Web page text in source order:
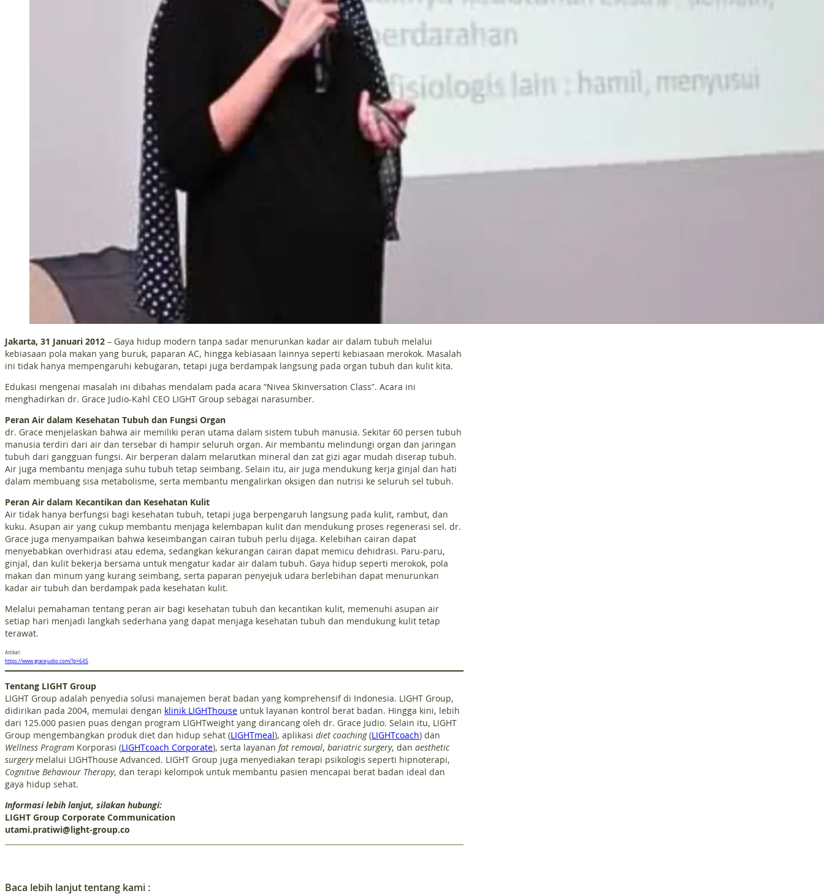
Jakarta, 31 Januari 2012 – Gaya hidup modern tanpa sadar menurunkan kadar air dalam tubuh melalui
kebiasaan pola makan yang buruk, paparan AC, hingga kebiasaan lainnya seperti kebiasaan merokok. Masalah
ini tidak hanya mempengaruhi kebugaran, tetapi juga berdampak langsung pada organ tubuh dan kulit kita.
Edukasi mengenai masalah ini dibahas mendalam pada acara “Nivea Skinversation Class”. Acara ini
menghadirkan dr. Grace Judio-Kahl CEO LIGHT Group sebagai narasumber.
Peran Air dalam Kesehatan Tubuh dan Fungsi Organ
dr. Grace menjelaskan bahwa air memiliki peran utama dalam sistem tubuh manusia. Sekitar 60 persen tubuh
manusia terdiri dari air dan tersebar di hampir seluruh organ. Air membantu melindungi organ dan jaringan
tubuh dari gangguan fungsi. Air berperan dalam melarutkan mineral dan zat gizi agar mudah diserap tubuh.
Air juga membantu menjaga suhu tubuh tetap seimbang. Selain itu, air juga mendukung kerja ginjal dan hati
dalam membuang sisa metabolisme, serta membantu mengalirkan oksigen dan nutrisi ke seluruh sel tubuh.
Peran Air dalam Kecantikan dan Kesehatan Kulit
Air tidak hanya berfungsi bagi kesehatan tubuh, tetapi juga berpengaruh langsung pada kulit, rambut, dan
kuku. Asupan air yang cukup membantu menjaga kelembapan kulit dan mendukung proses regenerasi sel. dr.
Grace juga menyampaikan bahwa keseimbangan cairan tubuh perlu dijaga. Kelebihan cairan dapat
menyebabkan overhidrasi atau edema, sedangkan kekurangan cairan dapat memicu dehidrasi. Paru-paru,
ginjal, dan kulit bekerja bersama untuk mengatur kadar air dalam tubuh. Gaya hidup seperti merokok, pola
makan dan minum yang kurang seimbang, serta paparan penyejuk udara berlebihan dapat menurunkan
kadar air tubuh dan berdampak pada kesehatan kulit.
Melalui pemahaman tentang peran air bagi kesehatan tubuh dan kecantikan kulit, memenuhi asupan air
setiap hari menjadi langkah sederhana yang dapat menjaga kesehatan tubuh dan mendukung kulit tetap
terawat.
Artikel:
https://www.gracejudio.com/?p=645
Tentang LIGHT Group
LIGHT Group adalah penyedia solusi manajemen berat badan yang komprehensif di Indonesia. LIGHT Group,
didirikan pada 2004, memulai dengan klinik LIGHThouse untuk layanan kontrol berat badan. Hingga kini, lebih
dari 125.000 pasien puas dengan program LIGHTweight yang dirancang oleh dr. Grace Judio. Selain itu, LIGHT
Group mengembangkan produk diet dan hidup sehat (LIGHTmeal), aplikasi diet coaching(LIGHTcoach) dan
Wellness Program Korporasi (LIGHTcoach Corporate), serta layanan fat removal, bariatric surgery, dan aesthetic
surgerymelalui LIGHThouse Advanced. LIGHT Group juga menyediakan terapi psikologis seperti hipnoterapi,
Cognitive Behaviour Therapy, dan terapi kelompok untuk membantu pasien mencapai berat badan ideal dan
gaya hidup sehat.
Informasi lebih lanjut, silakan hubungi:
LIGHT Group Corporate Communication
utami.pratiwi@light-group.co
Baca lebih lanjut tentang kami :